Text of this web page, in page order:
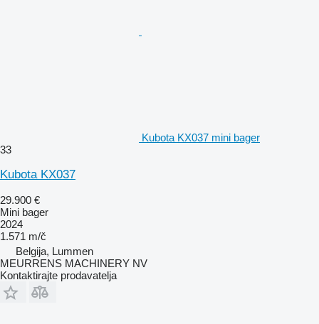
Kubota KX037 mini bager
33
Kubota KX037
29.900 €
Mini bager
2024
1.571 m/č
Belgija, Lummen
MEURRENS MACHINERY NV
Kontaktirajte prodavatelja